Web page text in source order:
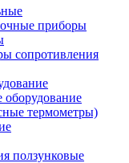
приборы
сопротивления
термометры)
ползунковые